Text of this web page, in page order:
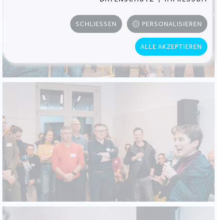
SCHLIESSEN PERSONALISIEREN
ALLE AKZEPTIEREN